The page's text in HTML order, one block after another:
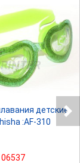
детские
:AF-310
06537